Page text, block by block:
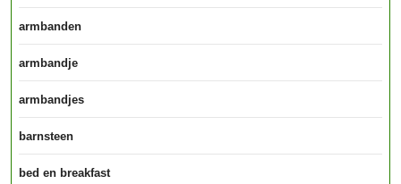
armbanden
armbandje
armbandjes
barnsteen
bed en breakfast